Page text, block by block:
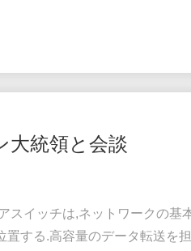
れるトラフィックを処理する
大統領と会談
スイッチは,ネットワークの基
置する.高容量のデータ転送を